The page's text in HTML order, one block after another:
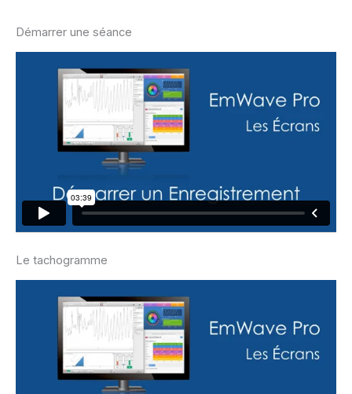
Démarrer une séance
Le tachogramme